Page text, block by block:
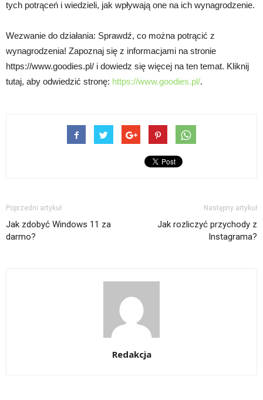
tych potrąceń i wiedzieli, jak wpływają one na ich wynagrodzenie.
Wezwanie do działania: Sprawdź, co można potrącić z
wynagrodzenia! Zapoznaj się z informacjami na stronie
https://www.goodies.pl/ i dowiedz się więcej na ten temat. Kliknij
tutaj, aby odwiedzić stronę: https://www.goodies.pl/.
Poprzedni artykuł
Jak zdobyć Windows 11 za
darmo?
Następny artykuł
Jak rozliczyć przychody z
Instagrama?
Redakcja